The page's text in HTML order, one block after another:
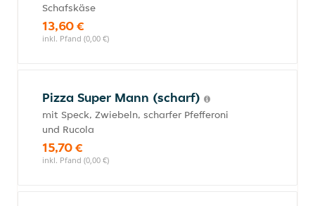
Schafskäse
13,60 €
inkl. Pfand (0,00 €)
Pizza Super Mann (scharf)
mit Speck, Zwiebeln, scharfer Pfefferoni
und Rucola
15,70 €
inkl. Pfand (0,00 €)